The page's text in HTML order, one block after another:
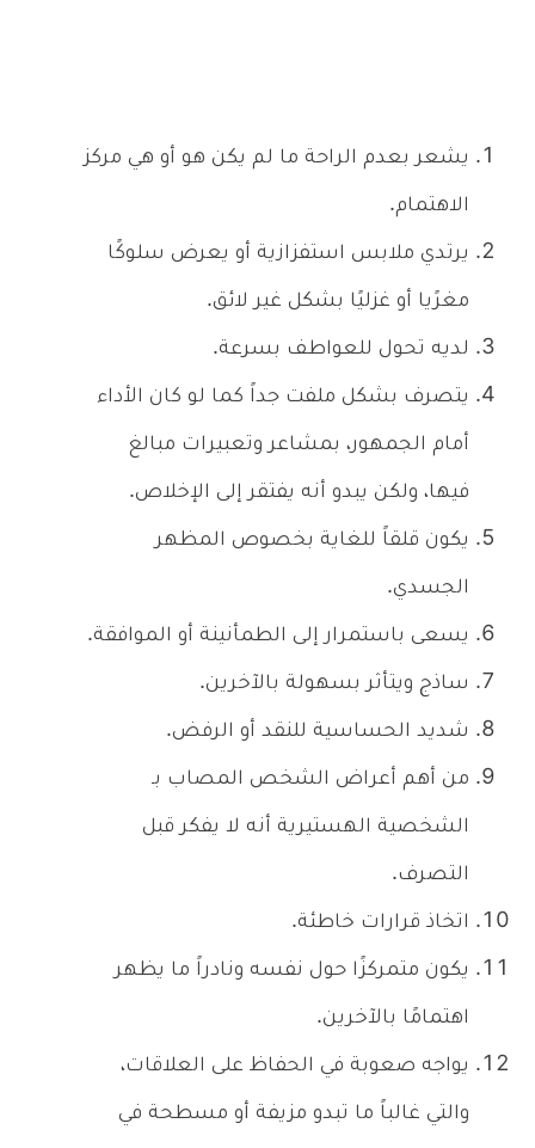
يشعر بعدم الراحة ما لم يكن هو أو هي مركز
الاهتمام.
يرتدي ملابس استفزازية أو يعرض سلوكًا
مغرًيا أو غزليًا بشكل غير لائق.
لديه تحول للعواطف بسرعة.
يتصرف بشكل ملفت جداً كما لو كان الأداء
أمام الجمهور، بمشاعر وتعبيرات مبالغ
فيها، ولكن يبدو أنه يفتقر إلى الإخلاص.
يكون قلقاً للغاية بخصوص المظهر
الجسدي.
يسعى باستمرار إلى الطمأنينة أو الموافقة.
ساذج ويتأثر بسهولة بالآخرين.
شديد الحساسية للنقد أو الرفض.
من أهم أعراض الشخص المصاب بـ
الشخصية الهستيرية أنه لا يفكر قبل
التصرف.
اتخاذ قرارات خاطئة.
يكون متمركزًا حول نفسه ونادراً ما يظهر
اهتمامًا بالآخرين.
يواجه صعوبة في الحفاظ على العلاقات،
والتي غالباً ما تبدو مزيفة أو مسطحة في